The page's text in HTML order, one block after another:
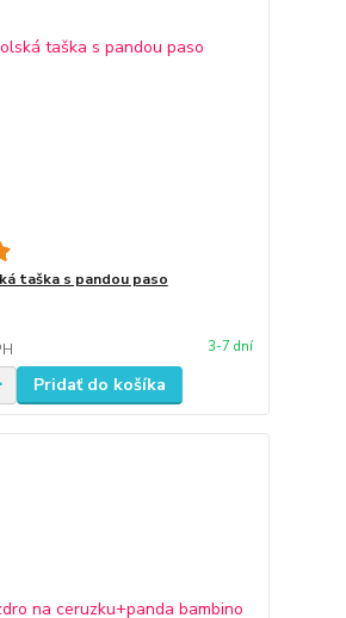
taška s pandou paso
3-7 dní
Pridať do košíka